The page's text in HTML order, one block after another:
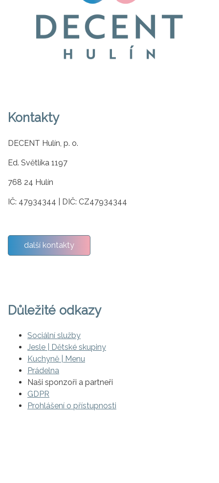
Kontakty
DECENT Hulín, p. o.
Ed. Světlíka 1197
768 24 Hulín
IČ: 47934344 | DIČ: CZ47934344
další kontakty
Důležité odkazy
Sociální služby
Jesle | Dětské skupiny
Kuchyně | Menu
Prádelna
Naši sponzoři a partneři
GDPR
Prohlášení o přístupnosti